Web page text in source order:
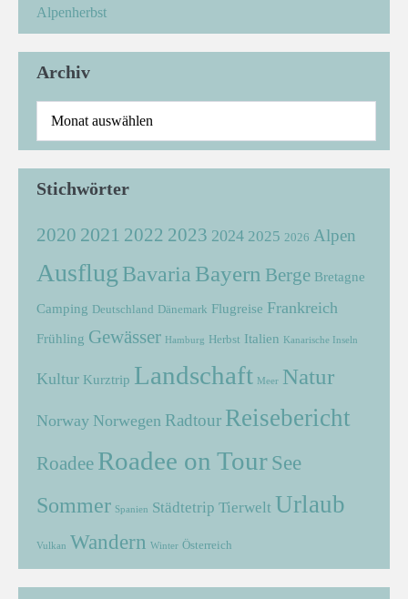
Alpenherbst
Archiv
Stichwörter
2020 2021 2022 2023 2024 2025 2026 Alpen
Ausflug Bavaria Bayern Berge Bretagne
Camping Deutschland Dänemark Flugreise Frankreich
Frühling Gewässer Hamburg Herbst Italien Kanarische Inseln
Kultur Kurztrip Landschaft Meer Natur
Norway Norwegen Radtour Reisebericht
Roadee Roadee on Tour See
Sommer Spanien Städtetrip Tierwelt Urlaub
Vulkan Wandern Winter Österreich